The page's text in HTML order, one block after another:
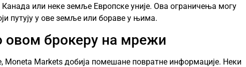
или неке земље Европске уније. Ова ограничења могу
путују у ове земље или бораве у њима.
брокеру на мрежи
Moneta Markets добија помешане повратне информације. Неки